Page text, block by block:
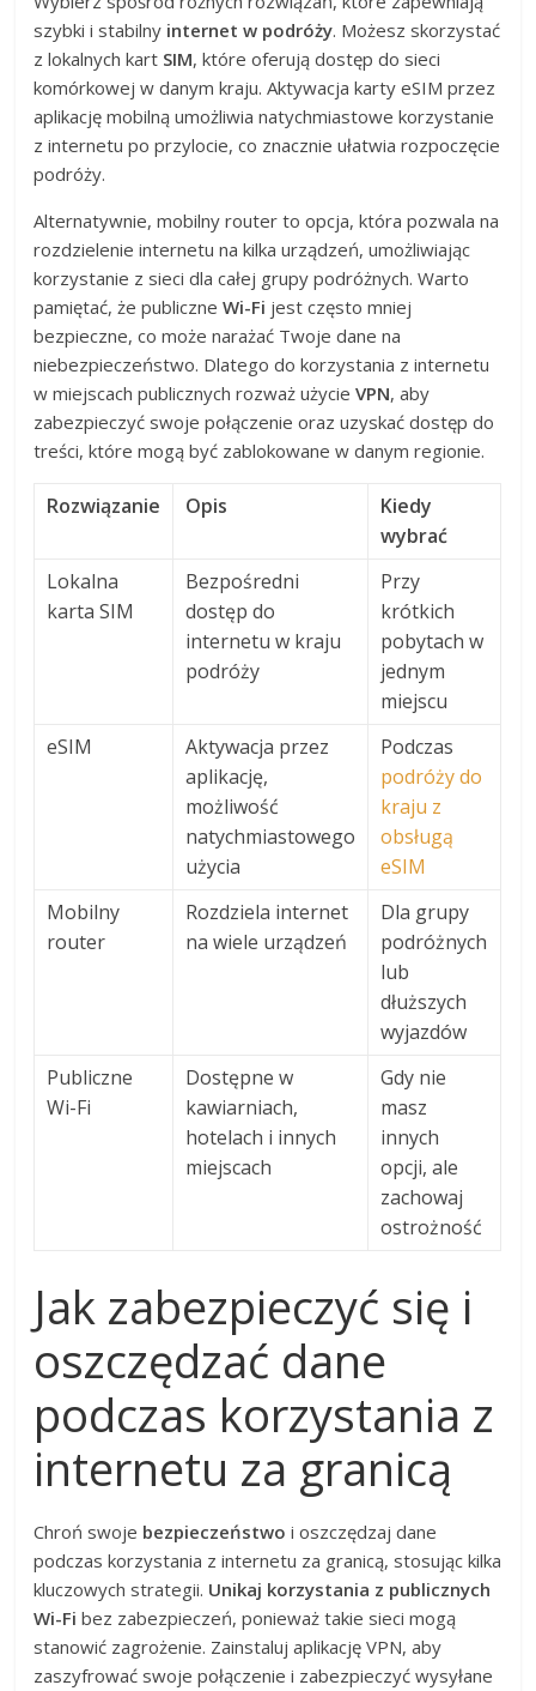
szybki i stabilny internet w podróży. Możesz skorzystać
z lokalnych kart SIM, które oferują dostęp do sieci
komórkowej w danym kraju. Aktywacja karty eSIM przez
aplikację mobilną umożliwia natychmiastowe korzystanie
z internetu po przylocie, co znacznie ułatwia rozpoczęcie
podróży.
Alternatywnie, mobilny router to opcja, która pozwala na
rozdzielenie internetu na kilka urządzeń, umożliwiając
korzystanie z sieci dla całej grupy podróżnych. Warto
pamiętać, że publiczneWi-Fi jest często mniej
bezpieczne, co może narażać Twoje dane na
niebezpieczeństwo. Dlatego do korzystania z internetu
w miejscach publicznych rozważ użycieVPN, aby
zabezpieczyć swoje połączenie oraz uzyskać dostęp do
treści, które mogą być zablokowane w danym regionie.
Rozwiązanie Opis
Kiedy
wybrać
Lokalna
karta SIM
Bezpośredni
dostęp do
internetu w kraju
podróży
Przy
krótkich
pobytach w
jednym
miejscu
eSIM
Aktywacja przez
aplikację,
możliwość
natychmiastowego
użycia
Podczas
podróży do
kraju z
obsługą
eSIM
Mobilny
router
Rozdziela internet
na wiele urządzeń
Dla grupy
podróżnych
lub
dłuższych
wyjazdów
Publiczne
Wi-Fi
Dostępne w
kawiarniach,
hotelach i innych
miejscach
Gdy nie
masz
innych
opcji, ale
zachowaj
ostrożność
Jak zabezpieczyć się i
oszczędzać dane
podczas korzystania z
internetu za granicą
Chroń swoje bezpieczeństwo i oszczędzaj dane
podczas korzystania z internetu za granicą, stosując kilka
kluczowych strategii. Unikaj korzystania z publicznych
Wi-Fi bez zabezpieczeń, ponieważ takie sieci mogą
stanowić zagrożenie. Zainstaluj aplikację VPN, aby
zaszyfrować swoje połączenie i zabezpieczyć wysyłane